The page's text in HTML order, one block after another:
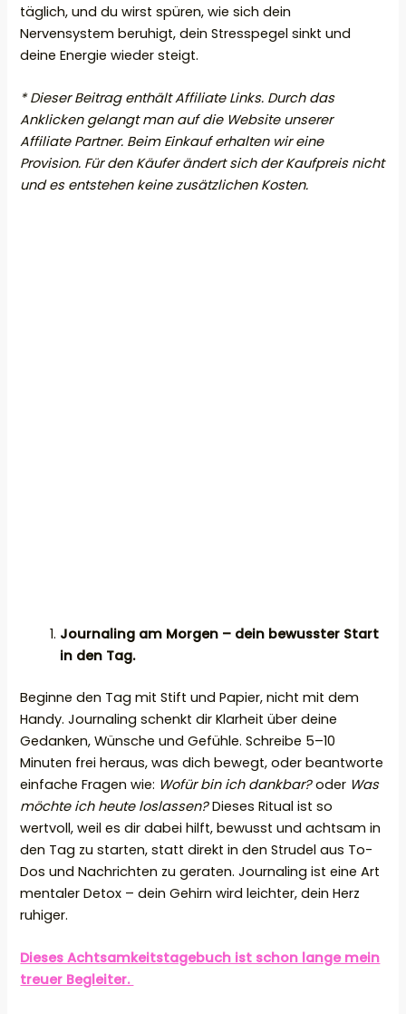
täglich, und du wirst spüren, wie sich dein
Nervensystem beruhigt, dein Stresspegel sinkt und
deine Energie wieder steigt.
* Dieser Beitrag enthält Affiliate Links. Durch das
Anklicken gelangt man auf die Website unserer
Affiliate Partner. Beim Einkauf erhalten wir eine
Provision. Für den Käufer ändert sich der Kaufpreis nicht
und es entstehen keine zusätzlichen Kosten.
Journaling am Morgen – dein bewusster Start
in den Tag.
Beginne den Tag mit Stift und Papier, nicht mit dem
Handy. Journaling schenkt dir Klarheit über deine
Gedanken, Wünsche und Gefühle. Schreibe 5–10
Minuten frei heraus, was dich bewegt, oder beantworte
einfache Fragen wie: Wofür bin ich dankbar?oder Was
möchte ich heute loslassen?Dieses Ritual ist so
wertvoll, weil es dir dabei hilft, bewusst und achtsam in
den Tag zu starten, statt direkt in den Strudel aus To-
Dos und Nachrichten zu geraten. Journaling ist eine Art
mentaler Detox – dein Gehirn wird leichter, dein Herz
ruhiger.
Dieses Achtsamkeitstagebuch ist schon lange mein
treuer Begleiter.